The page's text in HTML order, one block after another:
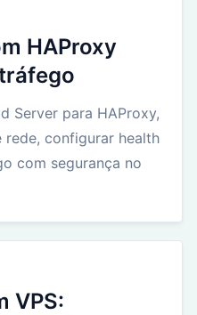
HAProxy
Server para HAProxy,
rede, configurar health
com segurança no
VPS: